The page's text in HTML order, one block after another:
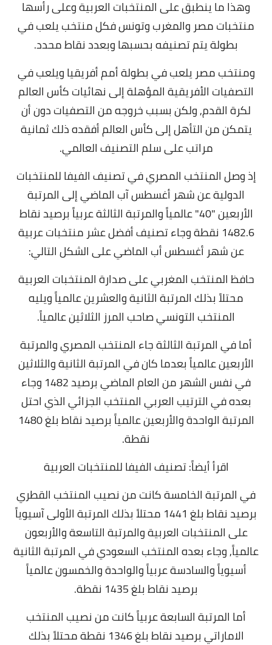
وهذا ما ينطبق على المنتخبات العربية وعلى رأسها
منتخبات مصر والمغرب وتونس فكل منتخب يلعب في
بطولة يتم تصنيفه بحسبها وبعدد نقاط محدد.
ومنتخب مصر يلعب في بطولة أمم أفريقيا ويلعب في
التصفيات الأفريقية المؤهلة إلى نهائيات كأس العالم
لكرة القدم, ولكن بسبب خروجه من التصفيات دون أن
يتمكن من التأهل إلى كأس العالم أفقده ذلك ثمانية
مراتب على سلم التصنيف العالمي.
إذ وصل المنتخب المصري في تصنيف الفيفا للمنتخبات
الدولية عن شهر أغسطس آب الماضي إلى المرتبة
الأربعين "40" عالمياً والمرتبة الثالثة عربياً برصيد نقاط
1482.6 نقطة وجاء تصنيف أفضل عشر منتخبات عربية
عن شهر أغسطس أب الماضي على الشكل التالي:
حافظ المنتخب المغربي على صدارة المنتخبات العربية
محتلاً بذلك المرتبة الثانية والعشرين عالمياً ويليه
المنتخب التونسي صاحب المرز الثلاثين عالمياً.
أما في المرتبة الثالثة جاء المنتخب المصري والمرتبة
الأربعين عالمياً بعدما كان في المرتبة الثانية والثلاثين
في نفس الشهر من العام الماضي برصيد 1482 وجاء
بعده في الترتيب العربي المنتخب الجزائي الذي احتل
المرتبة الواحدة والأربعين عالمياً برصيد نقاط بلغ 1480
نقطة.
اقرأ أيضاً:تصنيف الفيفا للمنتخبات العربية
في المرتبة الخامسة كانت من نصيب المنتخب القطري
برصيد نقاط بلغ 1441 محتلاً بذلك المرتبة الأولى آسيوياً
على المنتخبات العربية والمرتبة التاسعة والأربعون
عالمياً, وجاء بعده المنتخب السعودي في المرتبة الثانية
أسيوياً والسادسة عربياً والواحدة والخمسون عالمياً
برصيد نقاط بلغ 1435 نقطة.
أما المرتبة السابعة عربياً كانت من نصيب المنتخب
الاماراتي برصيد نقاط بلغ 1346 نقطة محتلاً بذلك